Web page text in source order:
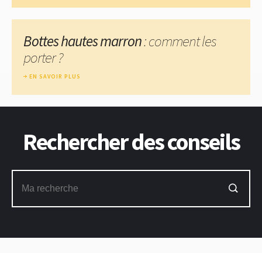
Bottes hautes marron: comment les
porter ?
EN SAVOIR PLUS
Rechercher des conseils